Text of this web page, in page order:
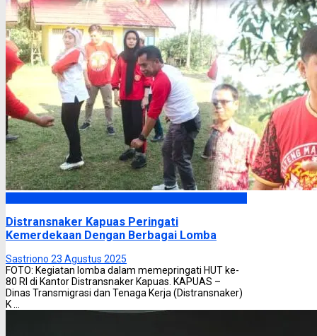
Distransnaker Kapuas Peringati
Kemerdekaan Dengan Berbagai Lomba
Sastriono 23 Agustus 2025
FOTO: Kegiatan lomba dalam memepringati HUT ke-
80 RI di Kantor Distransnaker Kapuas. KAPUAS –
Dinas Transmigrasi dan Tenaga Kerja (Distransnaker)
K ...